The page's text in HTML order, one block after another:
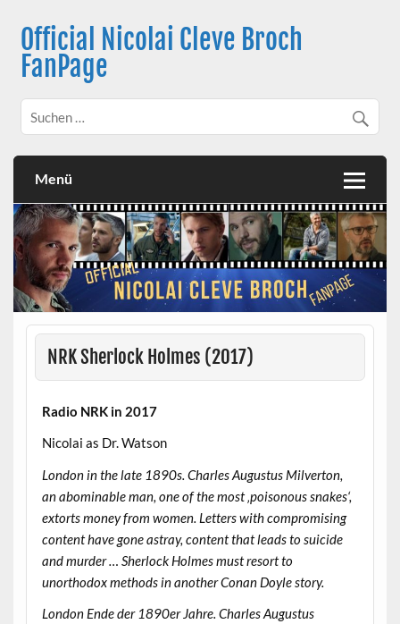
contentOfficial Nicolai Cleve Broch
FanPage
Menü
NRK Sherlock Holmes (2017)
Radio NRK in 2017
Nicolai as Dr. Watson
London in the late 1890s. Charles Augustus Milverton,
an abominable man, one of the most ‚poisonous snakes‘,
extorts money from women. Letters with compromising
content have gone astray, content that leads to suicide
and murder … Sherlock Holmes must resort to
unorthodox methods in another Conan Doyle story.
London Ende der 1890er Jahre. Charles Augustus